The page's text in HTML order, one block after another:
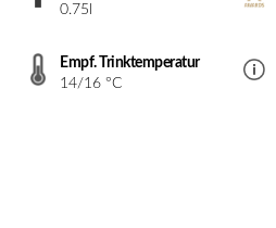
0.75l
Empf. Trinktemperatur
14/16 °C